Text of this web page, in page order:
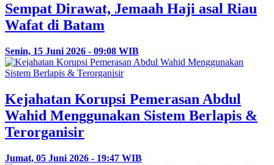
Sempat Dirawat, Jemaah Haji asal Riau
Wafat di Batam
Senin, 15 Juni 2026 - 09:08 WIB
Kejahatan Korupsi Pemerasan Abdul
Wahid Menggunakan Sistem Berlapis &
Terorganisir
Jumat, 05 Juni 2026 - 19:47 WIB